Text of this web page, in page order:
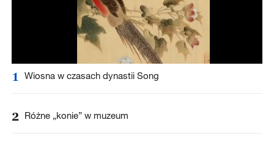
1 Wiosna w czasach dynastii Song
2 Różne „konie” w muzeum